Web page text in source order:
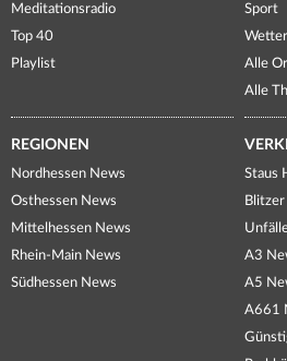
Meditationsradio
Top 40
Playlist
Sport
Wetter
Alle
Alle
REGIONEN
Nordhessen News
Osthessen News
Mittelhessen News
Rhein-Main News
Südhessen News
Staus
A3
A5
A661